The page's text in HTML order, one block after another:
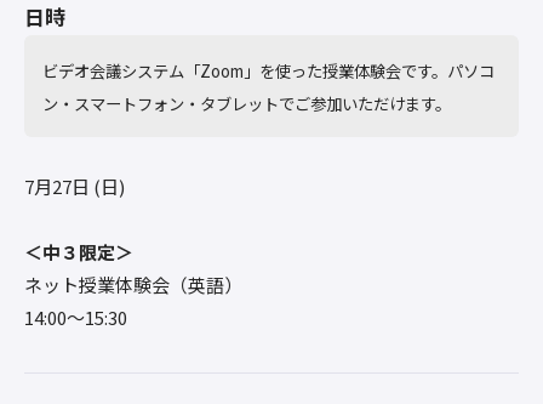
日時
ビデオ会議システム「Zoom」を使った授業体験会です。パソコ
ン・スマートフォン・タブレットでご参加いただけます。
7月27日 (日)
＜中３限定＞
ネット授業体験会（英語）
14:00〜15:30